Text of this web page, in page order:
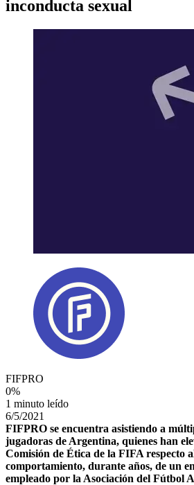
inconducta sexual
FIFPRO
0%
1 minuto leído
6/5/2021
FIFPRO se encuentra asistiendo a
jugadoras de Argentina, quienes han
Comisión de Ética de la FIFA respecto
comportamiento, durante años, de un
empleado por la Asociación del Fútbol